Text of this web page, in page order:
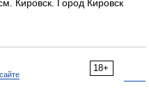
Кировск. Город Кировск
18+